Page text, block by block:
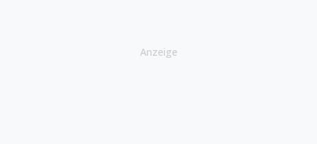
Anzeige